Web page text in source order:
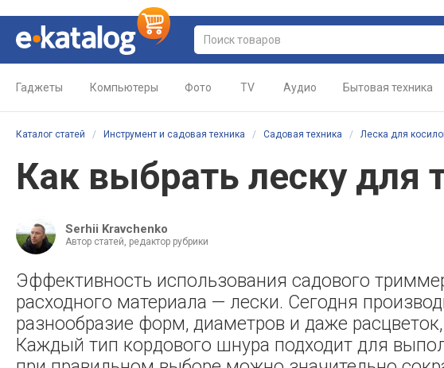
Гаджеты Компьютеры Фото TV Аудио Бытовая техника
Каталог статей / Инструмент и садовая техника / Садовая техника / Леска для
Как выбрать леску для
Serhii Kravchenko
Автор статей, редактор рубрики
Эффективность использования садового
расходного материала — лески. Сегодня
разнообразие форм, диаметров и даже
Каждый тип кордового шнура подходит для